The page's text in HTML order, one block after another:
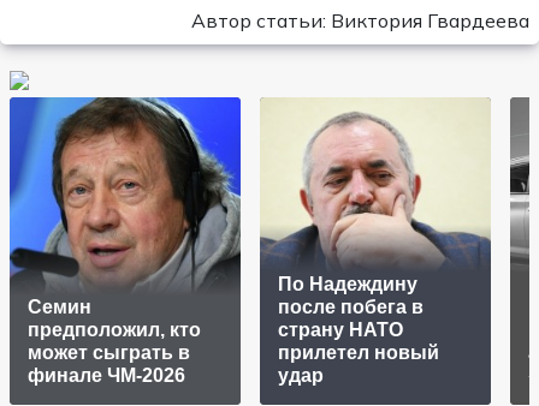
Автор статьи: Виктория Гвардеева
Семин
предположил, кто
может сыграть в
финале ЧМ-2026
По Надеждину
после побега в
страну НАТО
прилетел новый
удар